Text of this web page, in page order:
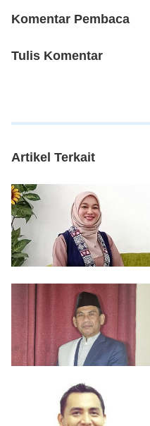
Komentar Pembaca
Tulis Komentar
Artikel Terkait